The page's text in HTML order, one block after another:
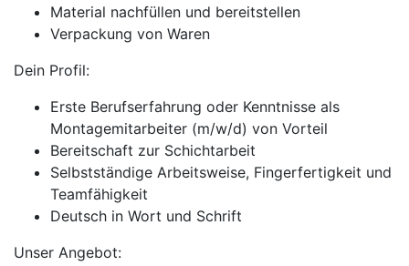
Material nachfüllen und bereitstellen
Verpackung von Waren
Dein Profil:
Erste Berufserfahrung oder Kenntnisse als
Montagemitarbeiter (m/w/d) von Vorteil
Bereitschaft zur Schichtarbeit
Selbstständige Arbeitsweise, Fingerfertigkeit und
Teamfähigkeit
Deutsch in Wort und Schrift
Unser Angebot: